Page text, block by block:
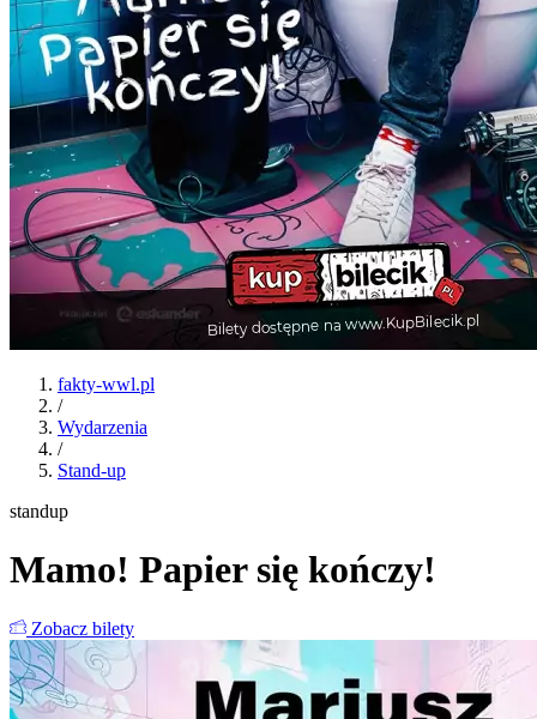
fakty-wwl.pl
/
Wydarzenia
/
Stand-up
standup
Mamo! Papier się kończy!
Zobacz bilety